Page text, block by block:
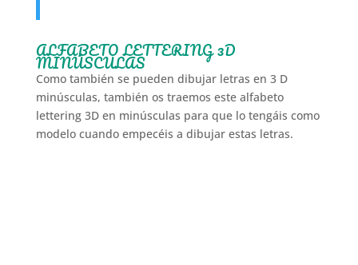
ALFABETO LETTERING 3D
MINÚSCULAS
Como también se pueden dibujar letras en 3 D
minúsculas, también os traemos este alfabeto
lettering 3D en minúsculas para que lo tengáis como
modelo cuando empecéis a dibujar estas letras.